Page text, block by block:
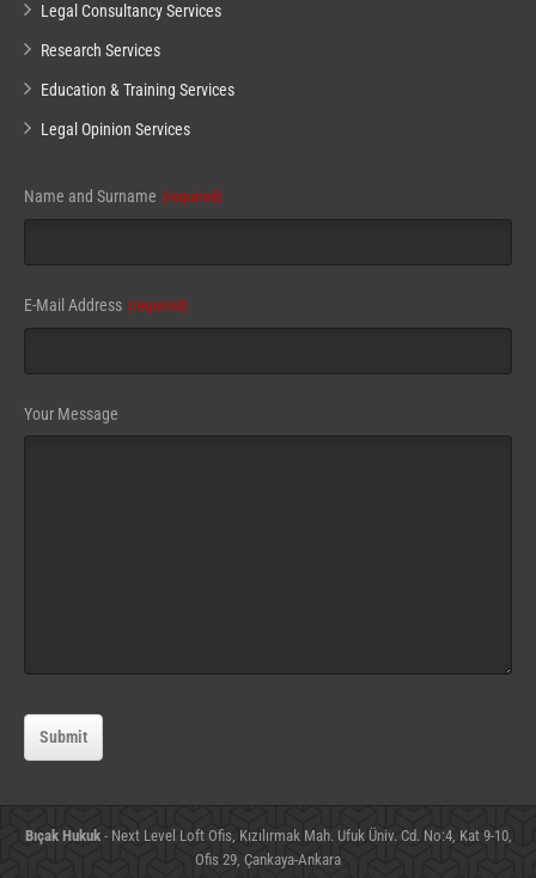
Legal Consultancy Services
Research Services
Education & Training Services
Legal Opinion Services
Name and Surname (required)
E-Mail Address (required)
Your Message
Email
Address (required)
Submit
Bıçak Hukuk- Next Level Loft Ofis, Kızılırmak Mah. Ufuk Üniv. Cd. No:4, Kat 9-10,
Ofis 29, Çankaya-Ankara